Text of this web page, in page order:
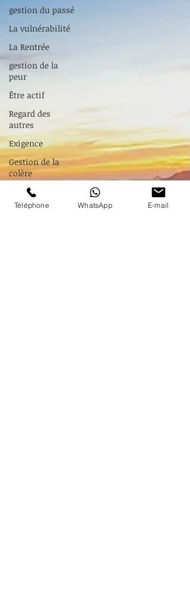
gestion du passé
La vulnérabilité
La Rentrée
gestion de la
peur
Être actif
Regard des
autres
Exigence
Gestion de la
colère
Penser à soi
Zone de confort
Téléphone WhatsApp E-mail